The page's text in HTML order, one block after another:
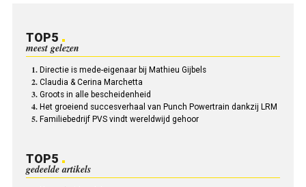
TOP5
meest gelezen
Directie is mede-eigenaar bij Mathieu Gijbels
Claudia & Cerina Marchetta
Groots in alle bescheidenheid
Het groeiend succesverhaal van Punch Powertrain dankzij LRM
Familiebedrijf PVS vindt wereldwijd gehoor
TOP5
gedeelde artikels